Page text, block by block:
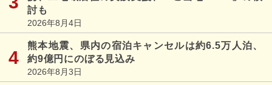
討も
2026年8月4日
熊本地震、県内の宿泊キャンセルは約6.5万人泊、
約9億円にのぼる見込み
2026年8月3日